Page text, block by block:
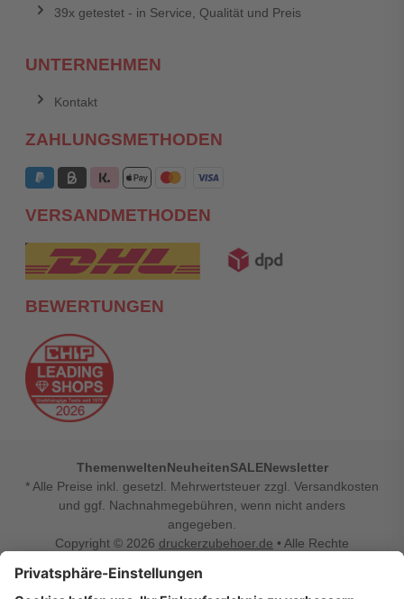
39x getestet - in Service, Qualität und Preis
UNTERNEHMEN
Kontakt
ZAHLUNGSMETHODEN
VERSANDMETHODEN
BEWERTUNGEN
ThemenweltenNeuheitenSALENewsletter
* Alle Preise inkl. gesetzl. Mehrwertsteuer zzgl. Versandkosten
und ggf. Nachnahmegebühren, wenn nicht anders
angegeben.
Copyright © 2026 druckerzubehoer.de • Alle Rechte
Vertrag widerrufen